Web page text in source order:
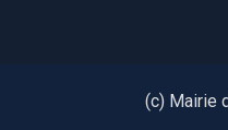
(c) Mairie